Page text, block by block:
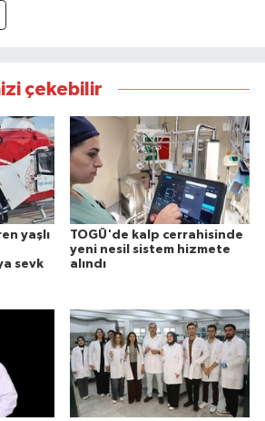
çekebilir
yaşlı
sevk
TOGÜ'de kalp cerrahisinde
yeni nesil sistem hizmete
alındı